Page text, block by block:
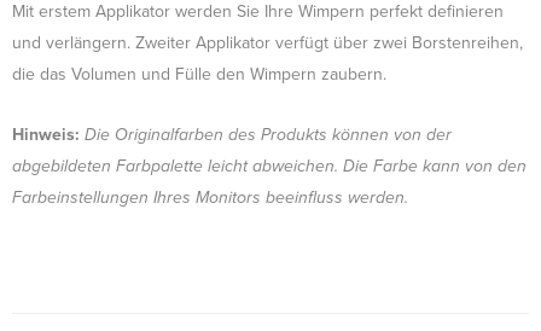
Mit erstem Applikator werden Sie Ihre Wimpern perfekt definieren
und verlängern. Zweiter Applikator verfügt über zwei Borstenreihen,
die das Volumen und Fülle den Wimpern zaubern.
Hinweis: Die Originalfarben des Produkts können von der
abgebildeten Farbpalette leicht abweichen. Die Farbe kann von den
Farbeinstellungen Ihres Monitors beeinfluss werden.